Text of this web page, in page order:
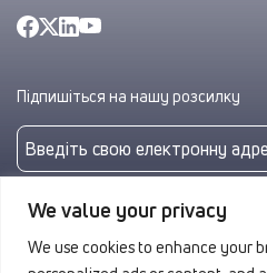
We value your privacy
We use cookies to enhance your
Підпишіться на нашу розсилку
Підписуючись, ви погоджуєтеся
конфіденційності